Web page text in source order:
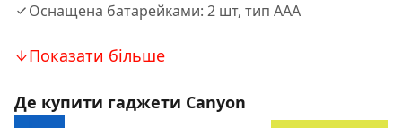
Оснащена батарейками: 2 шт, тип AAA
Показати більше
Де купити гаджети Canyon